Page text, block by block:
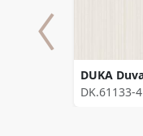
DK.61133-4